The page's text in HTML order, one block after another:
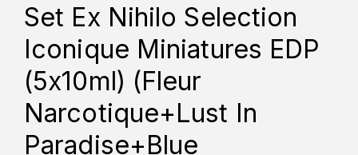
Set Ex Nihilo Selection
Iconique Miniatures EDP
(5x10ml) (Fleur
Narcotique+Lust In
Paradise+Blue